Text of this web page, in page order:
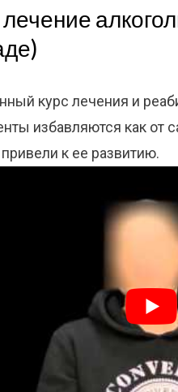
курс лечения и
избавляются как от
к ее развитию.